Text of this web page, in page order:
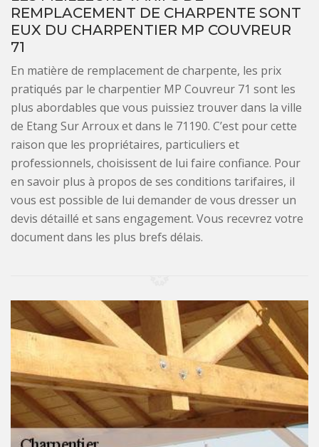
REMPLACEMENT DE CHARPENTE SONT
EUX DU CHARPENTIER MP COUVREUR
71
En matière de remplacement de charpente, les prix
pratiqués par le charpentier MP Couvreur 71 sont les
plus abordables que vous puissiez trouver dans la ville
de Etang Sur Arroux et dans le 71190. C’est pour cette
raison que les propriétaires, particuliers et
professionnels, choisissent de lui faire confiance. Pour
en savoir plus à propos de ses conditions tarifaires, il
vous est possible de lui demander de vous dresser un
devis détaillé et sans engagement. Vous recevrez votre
document dans les plus brefs délais.